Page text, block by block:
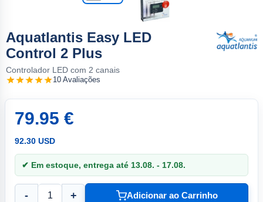
Aquatlantis Easy LED
Control 2 Plus
Controlador LED com 2 canais
10 Avaliações
79.95 €
92.30 USD
✔ Em estoque, entrega até 13.08. - 17.08.
- + Adicionar ao Carrinho